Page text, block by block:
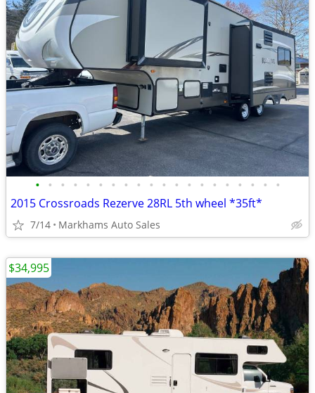
• • • • • • • • • • • • • • • • • • • •
2015 Crossroads Rezerve 28RL 5th wheel *35ft*
7/14 Markhams Auto Sales
$34,995